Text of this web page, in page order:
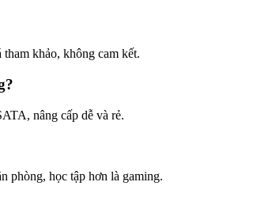
khảo, không cam kết.
nâng cấp dễ và rẻ.
phòng, học tập hơn là gaming.